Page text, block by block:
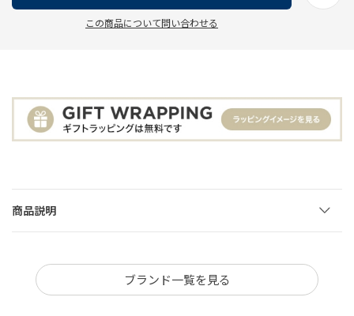
この商品について問い合わせる
商品説明
ブランド一覧を見る